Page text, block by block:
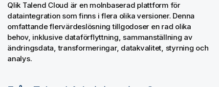
Qlik Talend Cloud är en molnbaserad plattform för
dataintegration som finns i flera olika versioner. Denna
omfattande flervärdeslösning tillgodoser en rad olika
behov, inklusive dataförflyttning, sammanställning av
ändringsdata, transformeringar, datakvalitet, styrning och
analys.